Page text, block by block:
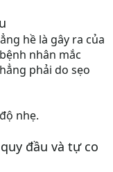
hề là gây ra của
nhân mắc
phải do sẹo
nhẹ.
đầu và tự co